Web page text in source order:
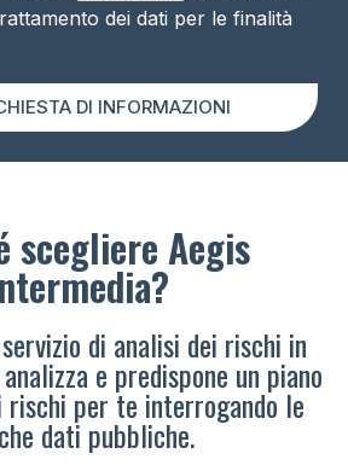
dei dati per le finalità
DI INFORMAZIONI
scegliere Aegis
di analisi dei rischi in
e predispone un piano
rischi per te interrogando le
dati pubbliche.